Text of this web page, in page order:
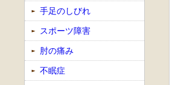
手足のしびれ
スポーツ障害
肘の痛み
不眠症